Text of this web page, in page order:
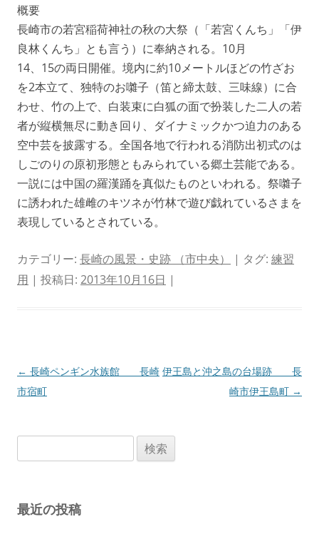
概要
長崎市の若宮稲荷神社の秋の大祭（「若宮くんち」「伊
良林くんち」とも言う）に奉納される。10月
14、15の両日開催。境内に約10メートルほどの竹ざお
を2本立て、独特のお囃子（笛と締太鼓、三味線）に合
わせ、竹の上で、白装束に白狐の面で扮装した二人の若
者が縦横無尽に動き回り、ダイナミックかつ迫力のある
空中芸を披露する。全国各地で行われる消防出初式のは
しごのりの原初形態ともみられている郷土芸能である。
一説には中国の羅漢踊を真似たものといわれる。祭囃子
に誘われた雄雌のキツネが竹林で遊び戯れているさまを
表現しているとされている。
カテゴリー: 長崎の風景・史跡 （市中央） | タグ: 練習
用 | 投稿日: 2013年10月16日 |
投
稿
ョ
← 長崎ペンギン水族館 長崎
市宿町
伊王島と沖之島の台場跡 長
崎市伊王島町 →
索:
最近の投稿